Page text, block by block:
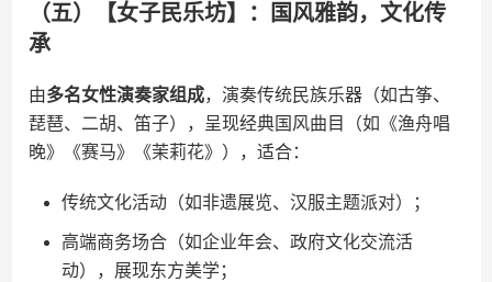
（五）【女子民乐坊】：国风雅韵，文化传
承
由​​多名女性演奏家组成​​，演奏传统民族乐器（如古筝、
琵琶、二胡、笛子），呈现经典国风曲目（如《渔舟唱
晚》《赛马》《茉莉花》），适合：
传统文化活动（如非遗展览、汉服主题派对）；
高端商务场合（如企业年会、政府文化交流活
动），展现东方美学；